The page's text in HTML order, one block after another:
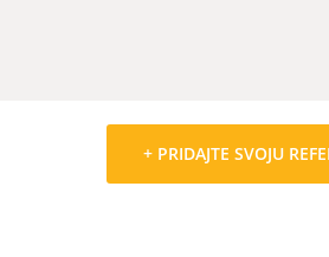
+ PRIDAJTE SVOJU